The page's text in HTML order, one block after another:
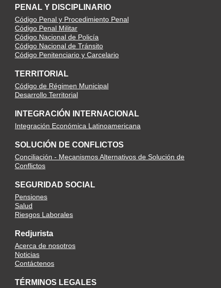
PENAL Y DISCIPLINARIO
Código Penal y Procedimiento Penal
Código Penal Militar
Código Nacional de Policía
Código Nacional de Tránsito
Código Penitenciario y Carcelario
TERRITORIAL
Código de Régimen Municipal
Desarrollo Territorial
INTEGRACIÓN INTERNACIONAL
Integración Económica Latinoamericana
SOLUCIÓN DE CONFLICTOS
Conciliación - Mecanismos Alternativos de Solución de
Conflictos
SEGURIDAD SOCIAL
Pensiones
Salud
Riesgos Laborales
Redjurista
Acerca de nosotros
Noticias
Contáctenos
TÉRMINOS LEGALES